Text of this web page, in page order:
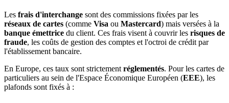
Les frais d'interchange sont des commissions fixées par les
réseaux de cartes (comme Visa ou Mastercard) mais versées à la
banque émettrice du client. Ces frais visent à couvrir les risques de
fraude, les coûts de gestion des comptes et l'octroi de crédit par
l'établissement bancaire.
En Europe, ces taux sont strictement réglementés. Pour les cartes de
particuliers au sein de l'Espace Économique Européen (EEE), les
plafonds sont fixés à :